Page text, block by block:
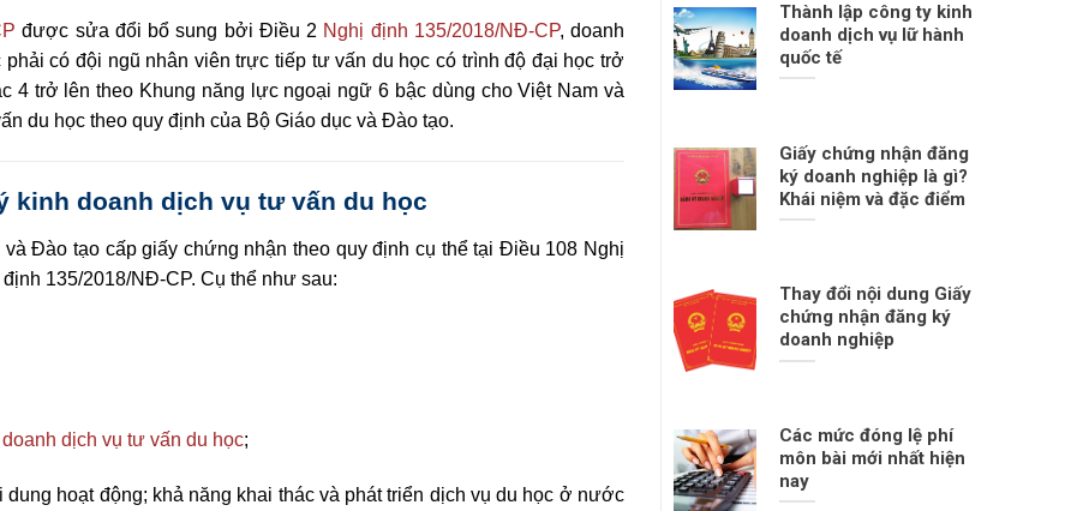
được sửa đổi bổ sung bởi Điều 2 Nghị định 135/2018/NĐ-CP, doanh
có đội ngũ nhân viên trực tiếp tư vấn du học có trình độ đại học trở
4 trở lên theo Khung năng lực ngoại ngữ 6 bậc dùng cho Việt Nam và
du học theo quy định của Bộ Giáo dục và Đào tạo.
kinh doanh dịch vụ tư vấn du học
Đào tạo cấp giấy chứng nhận theo quy định cụ thể tại Điều 108 Nghị
định 135/2018/NĐ-CP. Cụ thể như sau:
dịch vụ tư vấn du học;
hoạt động; khả năng khai thác và phát triển dịch vụ du học ở nước
Thành lập công ty kinh
doanh dịch vụ lữ hành
quốc tế
Giấy chứng nhận đăng
ký doanh nghiệp là gì?
Khái niệm và đặc điểm
Thay đổi nội dung Giấy
chứng nhận đăng ký
doanh nghiệp
Các mức đóng lệ phí
môn bài mới nhất hiện
nay